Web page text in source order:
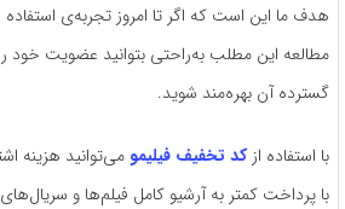
هدف ما این است که اگر تا امروز تجربه‌ی استفاده
مطالعه این مطلب به‌راحتی بتوانید عضویت خود را
گسترده آن بهره‌مند شوید.
با استفاده ازکد تخفیف فیلیمو می‌توانید هزینه
با پرداخت کمتر به آرشیو کامل فیلم‌ها و